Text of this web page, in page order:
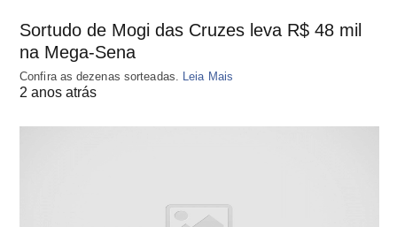
Sortudo de Mogi das Cruzes leva R$ 48 mil
na Mega-Sena
Confira as dezenas sorteadas. Leia Mais
2 anos atrás